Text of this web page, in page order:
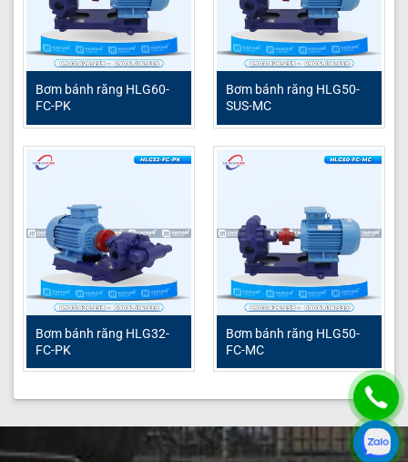
Bơm bánh răng HLG60-
FC-PK
Bơm bánh răng HLG50-
SUS-MC
Bơm bánh răng HLG32-
FC-PK
Bơm bánh răng HLG50-
FC-MC